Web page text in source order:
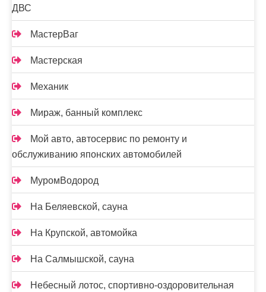
ДВС
МастерВаг
Мастерская
Механик
Мираж, банный комплекс
Мой авто, автосервис по ремонту и
обслуживанию японских автомобилей
МуромВодород
На Беляевской, сауна
На Крупской, автомойка
На Салмышской, сауна
Небесный лотос, спортивно-оздоровительная